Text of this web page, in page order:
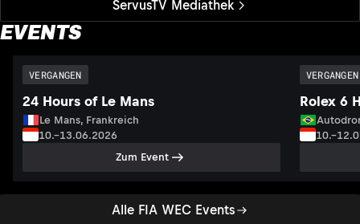
ServusTV Mediathek
EVENTS
Alle FIA WEC Events
VERGANGEN
24 Hours of Le Mans
Le Mans, Frankreich
10.–13.06.2026
Zum Event
VERGANGEN
Rolex 6